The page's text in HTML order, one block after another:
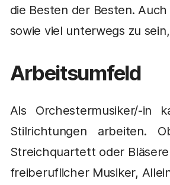
die Besten der Besten.
sowie viel unterwegs zu
Arbeitsumfeld
Als Orchestermusiker/-in
Stilrichtungen arbeiten.
Streichquartett oder
freiberuflicher Musiker,